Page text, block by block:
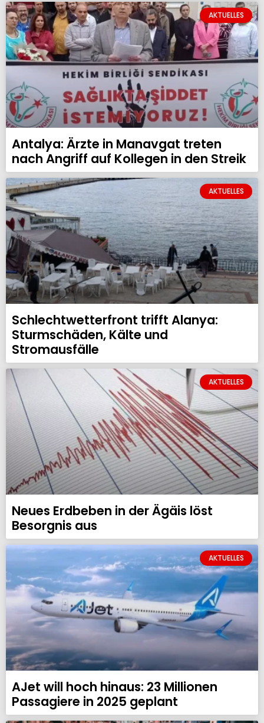
AKTUELLES
Antalya: Ärzte in Manavgat treten
nach Angriff auf Kollegen in den Streik
AKTUELLES
Schlechtwetterfront trifft Alanya:
Sturmschäden, Kälte und
Stromausfälle
AKTUELLES
Neues Erdbeben in der Ägäis löst
Besorgnis aus
AKTUELLES
AJet will hoch hinaus: 23 Millionen
Passagiere in 2025 geplant